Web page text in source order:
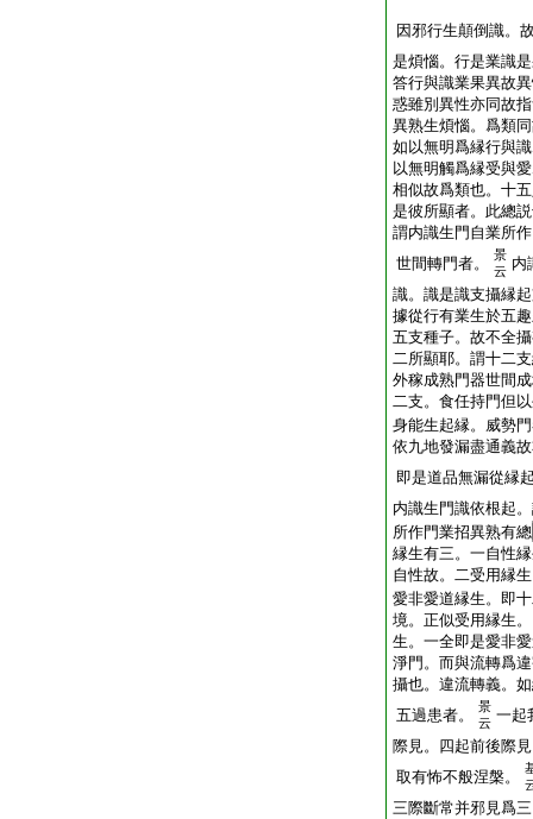
因邪行生顛倒識。
是煩惱。行是業識
答行與識業果異故
惑雖別異性亦同故
異熟生煩惱。爲類
如以無明爲縁行與
以無明觸爲縁受與
相似故爲類也。十
是彼所顯者。此總
謂内識生門自業所
世間轉門者。
景
云 内
識。識是識支攝縁
據從行有業生於五
五支種子。故不全
二所顯耶。謂十二
外稼成熟門器世間
二支。食任持門但
身能生起縁。威勢
依九地發漏盡通義
即是道品無漏從縁
内識生門識依根起
所作門業招異熟有總
縁生有三。一自性
自性故。二受用縁
愛非愛道縁生。即
境。正似受用縁生
生。一全即是愛非
淨門。而與流轉爲
攝也。違流轉義。
五過患者。
景
云 一起
際見。四起前後際
取有怖不般涅槃。
三際斷常并邪見爲